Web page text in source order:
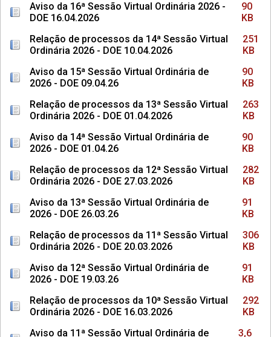
Aviso da 16ª Sessão Virtual Ordinária 2026 -
DOE 16.04.2026
90
KB
Relação de processos da 14ª Sessão Virtual
Ordinária 2026 - DOE 10.04.2026
251
KB
Aviso da 15ª Sessão Virtual Ordinária de
2026 - DOE 09.04.26
90
KB
Relação de processos da 13ª Sessão Virtual
Ordinária 2026 - DOE 01.04.2026
263
KB
Aviso da 14ª Sessão Virtual Ordinária de
2026 - DOE 01.04.26
90
KB
Relação de processos da 12ª Sessão Virtual
Ordinária 2026 - DOE 27.03.2026
282
KB
Aviso da 13ª Sessão Virtual Ordinária de
2026 - DOE 26.03.26
91
KB
Relação de processos da 11ª Sessão Virtual
Ordinária 2026 - DOE 20.03.2026
306
KB
Aviso da 12ª Sessão Virtual Ordinária de
2026 - DOE 19.03.26
91
KB
Relação de processos da 10ª Sessão Virtual
Ordinária 2026 - DOE 16.03.2026
292
KB
Aviso da 11ª Sessão Virtual Ordinária de
3,6